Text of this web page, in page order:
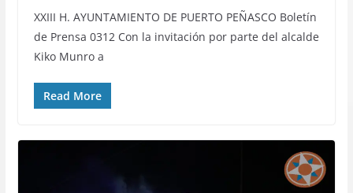
XXIII H. AYUNTAMIENTO DE PUERTO PEÑASCO Boletín
de Prensa 0312 Con la invitación por parte del alcalde
Kiko Munro a
Read More